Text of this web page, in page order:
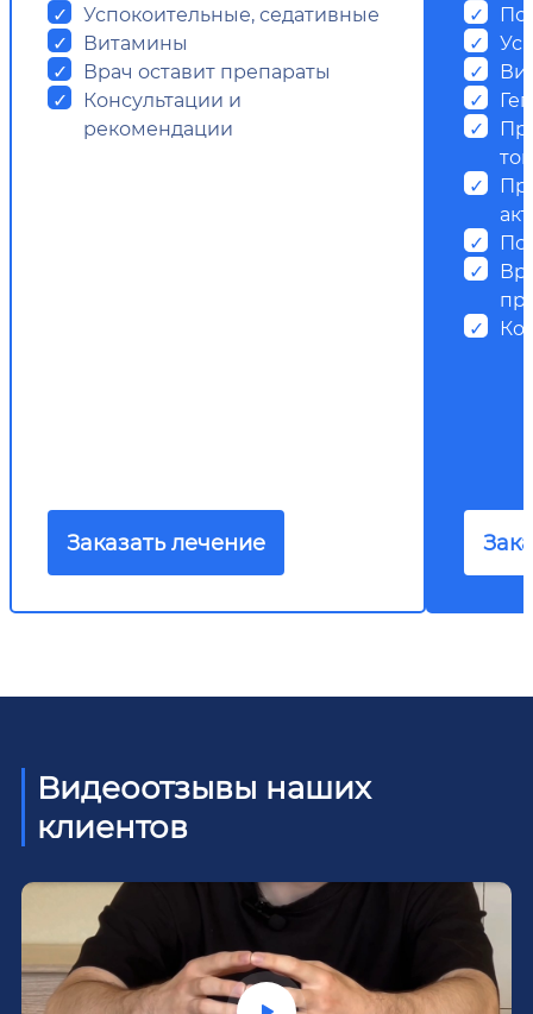
Успокоительные, седативные
Витамины
Врач оставит препараты
Консультации и
рекомендации
Заказать лечение
Видеоотзывы наших
клиентов